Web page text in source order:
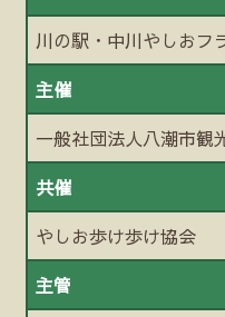
川の駅・中川やしおフ
主催
一般社団法人八潮市観
共催
やしお歩け歩け協会
主管